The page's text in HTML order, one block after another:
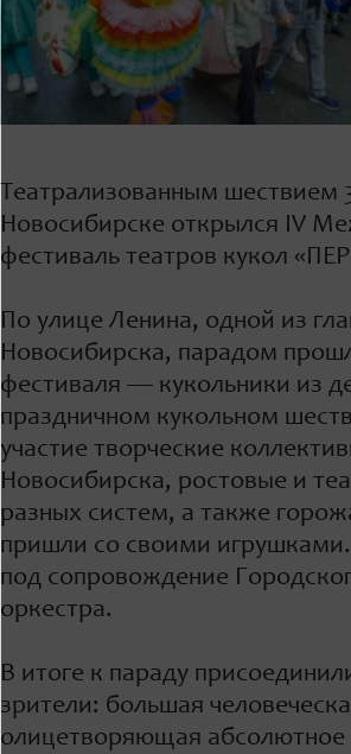
Театрализованным шествием
Новосибирске открылся IV
фестиваль театров кукол
По улице Ленина, одной из
Новосибирска, парадом
фестиваля — кукольники из
праздничном кукольном
участие творческие
Новосибирска, ростовые и
разных систем, а также
пришли со своими
под сопровождение
оркестра.
В итоге к параду
зрители: большая
олицетворяющая абсолютное